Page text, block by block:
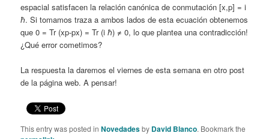
espacial satisfacen la relación canónica de conmutación [x,p] = i
ℏ. Si tomamos traza a ambos lados de esta ecuación obtenemos
que 0 = Tr (xp-px) = Tr (i ℏ) ≠ 0, lo que plantea una contradicción!
¿Qué error cometimos?
La respuesta la daremos el viernes de esta semana en otro post
de la página web. A pensar!
This entry was posted inNovedadesby David Blanco. Bookmark the